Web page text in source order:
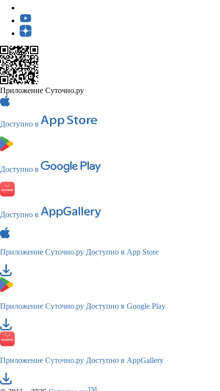
Приложение Суточно.ру
Доступно в
Доступно в
Доступно в
Приложение Суточно.ру Доступно в App Store
Приложение Суточно.ру Доступно в Google Play
Приложение Суточно.ру Доступно в AppGallery
TM